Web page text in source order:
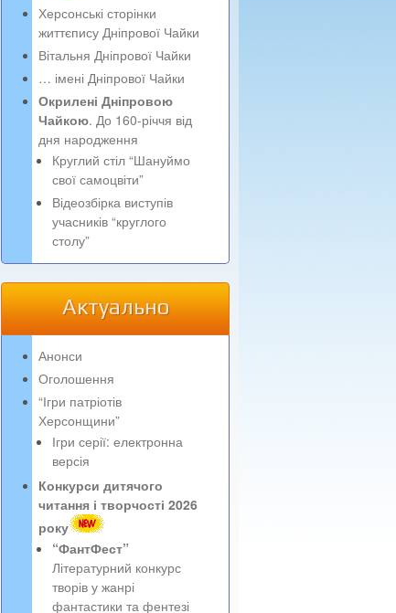
Херсонські сторінки
життєпису Дніпрової Чайки
Вітальня Дніпрової Чайки
… імені Дніпрової Чайки
Окрилені Дніпровою
Чайкою. До 160-річчя від
дня народження
Круглий стіл “Шануймо
свої самоцвіти”
Відеозбірка виступів
учасників “круглого
столу”
Актуально
Анонси
Оголошення
“Ігри патріотів
Херсонщини”
Ігри серії: електронна
версія
Конкурси дитячого
читання і творчості 2026
року
“ФантФест”
Літературний конкурс
творів у жанрі
фантастики та фентезі